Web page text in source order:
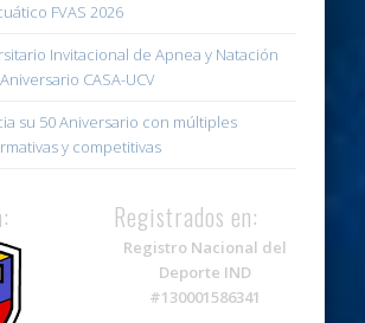
FVAS 2026
Invitacional de Apnea y Natación
CASA-UCV
su 50 Aniversario con múltiples
y competitivas
Registrados en:
Registro Nacional del
Deporte IND
#130001586341